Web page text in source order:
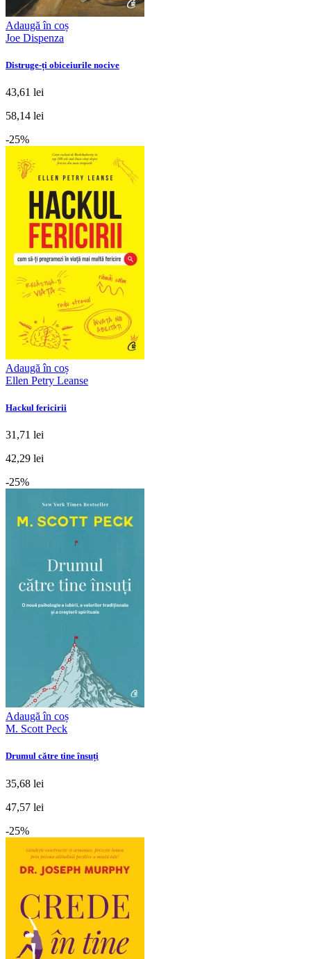
Adaugă în coș
Joe Dispenza
Distruge-ți obiceiurile nocive
43,61 lei
58,14 lei
-25%
Adaugă în coș
Ellen Petry Leanse
Hackul fericirii
31,71 lei
42,29 lei
-25%
Adaugă în coș
M. Scott Peck
Drumul către tine însuți
35,68 lei
47,57 lei
-25%